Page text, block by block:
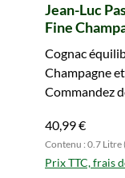
Jean-Luc
Fine
Cognac
Champagne
Commandez
40,99 €
Contenu : 0.7
Prix TTC, frais